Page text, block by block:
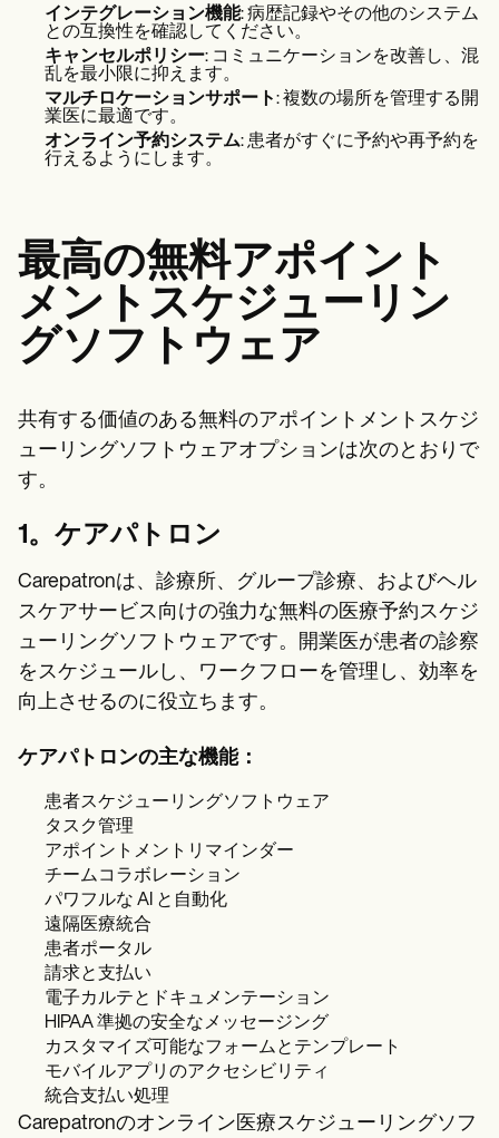
インテグレーション機能: 病歴記録やその他のシステム
との互換性を確認してください。
キャンセルポリシー: コミュニケーションを改善し、混
乱を最小限に抑えます。
マルチロケーションサポート: 複数の場所を管理する開
業医に最適です。
オンライン予約システム: 患者がすぐに予約や再予約を
行えるようにします。
最高の無料アポイント
メントスケジューリン
グソフトウェア
共有する価値のある無料のアポイントメントスケジ
ューリングソフトウェアオプションは次のとおりで
す。
1。ケアパトロン
Carepatronは、診療所、グループ診療、およびヘル
スケアサービス向けの強力な無料の医療予約スケジ
ューリングソフトウェアです。開業医が患者の診察
をスケジュールし、ワークフローを管理し、効率を
向上させるのに役立ちます。
ケアパトロンの主な機能：
患者スケジューリングソフトウェア
タスク管理
アポイントメントリマインダー
チームコラボレーション
パワフルな AI と自動化
遠隔医療統合
患者ポータル
請求と支払い
電子カルテとドキュメンテーション
HIPAA 準拠の安全なメッセージング
カスタマイズ可能なフォームとテンプレート
モバイルアプリのアクセシビリティ
統合支払い処理
Carepatronのオンライン医療スケジューリングソフ